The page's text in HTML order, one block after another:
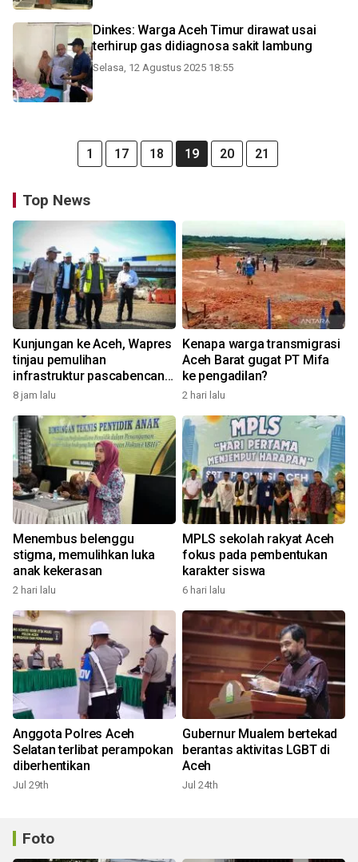
Dinkes: Warga Aceh Timur dirawat usai
terhirup gas didiagnosa sakit lambung
Selasa, 12 Agustus 2025 18:55
1 17 18 19 20 21
Top News
Kunjungan ke Aceh, Wapres
tinjau pemulihan
infrastruktur pascabencana
di Aceh
8 jam lalu
Kenapa warga transmigrasi
Aceh Barat gugat PT Mifa
ke pengadilan?
2 hari lalu
Menembus belenggu
stigma, memulihkan luka
anak kekerasan
2 hari lalu
MPLS sekolah rakyat Aceh
fokus pada pembentukan
karakter siswa
6 hari lalu
Anggota Polres Aceh
Selatan terlibat perampokan
diberhentikan
Jul 29th
Gubernur Mualem bertekad
berantas aktivitas LGBT di
Aceh
Jul 24th
Foto